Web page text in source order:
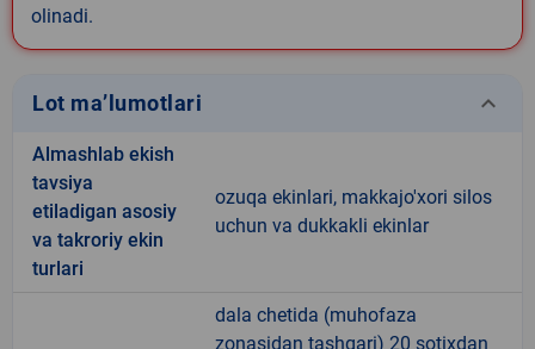
olinadi.
Lot ma’lumotlari keyboard_arrow_down
Almashlab ekish
tavsiya
etiladigan asosiy
va takroriy ekin
turlari
ozuqa ekinlari, makkajo'xori silos
uchun va dukkakli ekinlar
dala chetida (muhofaza
zonasidan tashqari) 20 sotixdan